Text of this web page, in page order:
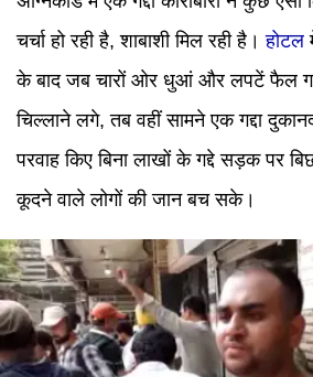
चर्चा हो रही है, शाबाशी मिल रही है।होटल
के बाद जब चारों ओर धुआं और लपटें फैल
चिल्लाने लगे, तब वहीं सामने एक गद्दा
परवाह किए बिना लाखों के गद्दे सड़क पर
कूदने वाले लोगों की जान बच सके।